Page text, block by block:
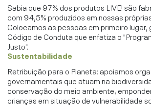
Sabia que 97% dos produtos LIVE! são
com 94,5% produzidos em nossas
Colocamos as pessoas em primeiro lugar,
Código de Conduta que enfatiza o
Justo".
Sustentabilidade
Retribuição para o Planeta: apoiamos
governamentais que atuam na
conservação do meio ambiente,
crianças em situação de vulnerabilidade